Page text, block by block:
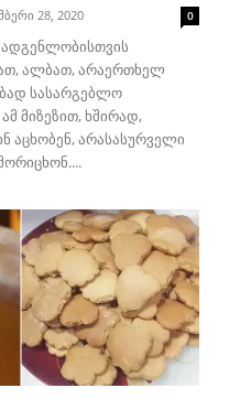
28, 2020 0
ალბათ, არაერთხელ
სასარგებლო
მიზეზით, ხშირად,
აცხობენ, არასასურველი